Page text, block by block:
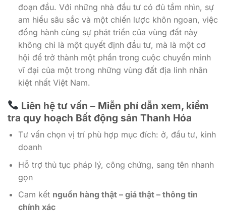
đoạn đầu. Với những nhà đầu tư có đủ tầm nhìn, sự
am hiểu sâu sắc và một chiến lược khôn ngoan, việc
đồng hành cùng sự phát triển của vùng đất này
không chỉ là một quyết định đầu tư, mà là một cơ
hội để trở thành một phần trong cuộc chuyển mình
vĩ đại của một trong những vùng đất địa linh nhân
kiệt nhất Việt Nam.
Liên hệ tư vấn – Miễn phí dẫn xem, kiểm
tra quy hoạch Bất động sản Thanh Hóa
Tư vấn chọn vị trí phù hợp mục đích: ở, đầu tư, kinh
doanh
Hỗ trợ thủ tục pháp lý, công chứng, sang tên nhanh
gọn
Cam kết nguồn hàng thật – giá thật – thông tin
chính xác